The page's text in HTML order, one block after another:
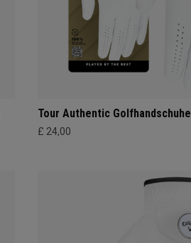
Tour Authentic Golfhandschuhe
£ 24,00